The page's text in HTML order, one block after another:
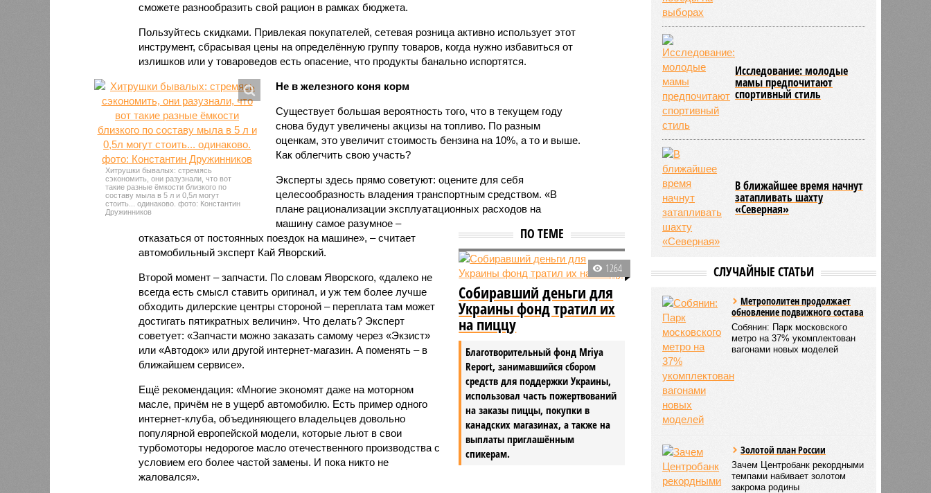
сможете разнообразить свой рацион в рамках бюджета.
Пользуйтесь скидками. Привлекая покупателей, сетевая розница активно использует этот
инструмент, сбрасывая цены на определённую группу товаров, когда нужно избавиться от
излишков или у товароведов есть опасение, что продукты банально испортятся.
Хитрушки бывалых: стремясь
сэкономить, они разузнали, что вот
такие разные ёмкости близкого по
составу мыла в 5 л и 0,5л могут
стоить... одинаково. фото: Константин
Дружинников
ПО ТЕМЕ
1264
Собиравший деньги для
Украины фонд тратил их
на пиццу
Благотворительный фонд Mriya
Report, занимавшийся сбором
средств для поддержки Украины,
использовал часть пожертвований
на заказы пиццы, покупки в
канадских магазинах, а также на
выплаты приглашённым
спикерам.
Не в железного коня корм
Существует большая вероятность того, что в текущем году
снова будут увеличены акцизы на топливо. По разным
оценкам, это увеличит стоимость бензина на 10%, а то и выше.
Как облегчить свою участь?
Эксперты здесь прямо советуют: оцените для себя
целесообразность владения транспортным средством. «В
плане рационализации эксплуатационных расходов на
машину самое разумное –
отказаться от постоянных поездок на машине», – считает
автомобильный эксперт Кай Яворский.
Второй момент – запчасти. По словам Яворского, «далеко не
всегда есть смысл ставить оригинал, и уж тем более лучше
обходить дилерские центры стороной – переплата там может
достигать пятикратных величин». Что делать? Эксперт
советует: «Запчасти можно заказать самому через «Экзист»
или «Автодок» или другой интернет-магазин. А поменять – в
ближайшем сервисе».
Ещё рекомендация: «Многие экономят даже на моторном
масле, причём не в ущерб автомобилю. Есть пример одного
интернет-клуба, объединяющего владельцев довольно
популярной европейской модели, которые льют в свои
турбомоторы недорогое масло отечественного производства с
условием его более частой замены. И пока никто не
жаловался».
Исследование: молодые
мамы предпочитают
спортивный стиль
В ближайшее время начнут
затапливать шахту
«Северная»
СЛУЧАЙНЫЕ СТАТЬИ
Метрополитен продолжает
обновление подвижного состава
Собянин: Парк московского
метро на 37% укомплектован
вагонами новых моделей
Золотой план России
Зачем Центробанк рекордными
темпами набивает золотом
закрома родины